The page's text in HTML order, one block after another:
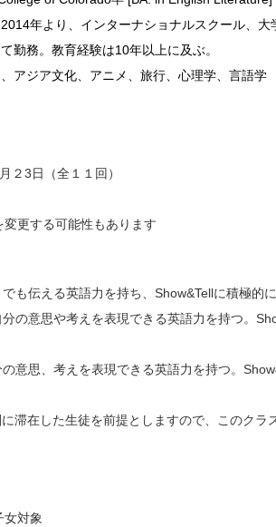
2014年より、インターナショナルスクール、
勤務。教育経験は10年以上に及ぶ。
アジア文化、アニメ、旅行、心理学、言語学
２3日（全１１回）
更する可能性もあります
も伝える英語力を持ち、Show&Tellに積極的
の意思や考えを表現できる英語力を持つ。
意思、考えを表現できる英語力を持つ。
滞在した生徒を前提としますので、このクラ
女対象